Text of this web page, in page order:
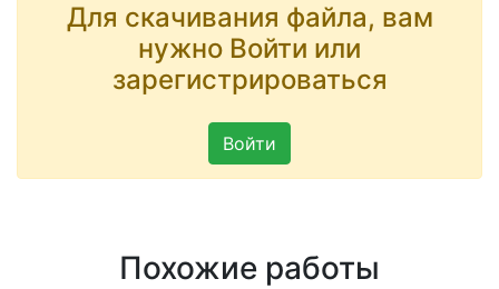
Для скачивания файла, вам
нужно Войти или
зарегистрироваться
Войти
Похожие работы